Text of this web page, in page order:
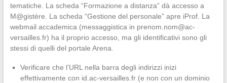
tematiche. La scheda “Formazione a distanza” dà accesso a
M@gistère. La scheda “Gestione del personale” apre iProf. La
webmail accademica (messaggistica in prenom.nom@ac-
versailles.fr) ha il proprio accesso, ma gli identificativi sono gli
stessi di quelli del portale Arena.
Verificare che l’URL nella barra degli indirizzi inizi
effettivamente con id.ac-versailles.fr (e non con un dominio